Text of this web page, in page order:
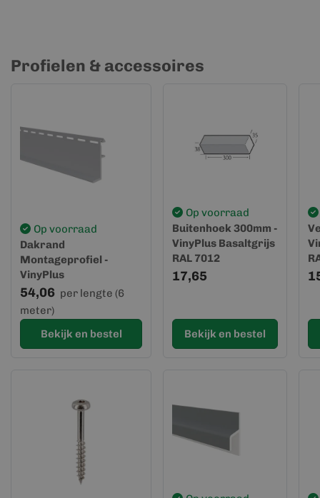
Profielen & accessoires
Op voorraad
Dakrand
Montageprofiel -
VinyPlus
54,06 per lengte (6
meter)
Bekijk en bestel
Op voorraad
Buitenhoek 300mm -
VinyPlus Basaltgrijs
RAL 7012
17,65
Bekijk en bestel